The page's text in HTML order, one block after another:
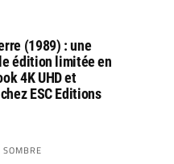
(1989) : une
édition limitée en
4K UHD et
ESC Editions